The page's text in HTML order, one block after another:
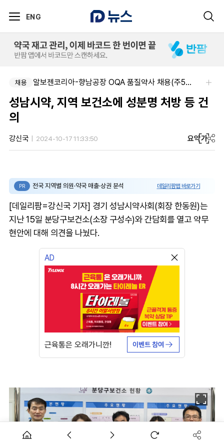
ENG
채용 알보젠코리아-향남공장 OQA 품질약사 채용(주5일/파트타임 가능)
성남시약, 지역 보건소에 성분명 처방 등 건
의
강신국 2024-10-17 11:33:50 요약가
PR 전국 지역별 의원·약국 매출·상권 분석 데일리팜맵 바로가기
[데일리팜=강신국 기자] 경기 성남시약사회(회장 한동원)는
지난 15일 분당구보건소(소장 구성수)와 간담회를 열고 약무
현안에 대해 의견을 나눴다.
AD
근육통은 오래가니깐! 이벤트 참여